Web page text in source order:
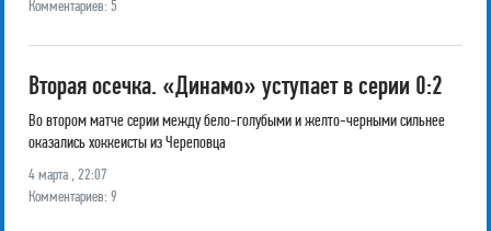
Комментариев: 5
Вторая осечка. «Динамо» уступает в серии 0:2
Во втором матче серии между бело-голубыми и желто-черными сильнее
оказались хоккеисты из Череповца
4 марта , 22:07
Комментариев: 9